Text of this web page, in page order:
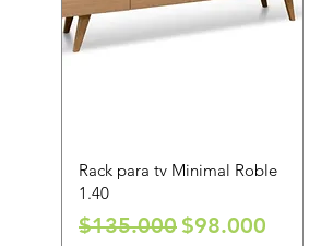
Rack para tv Minimal Roble
1.40
Precio
$135.000 Precio de oferta
$98.000